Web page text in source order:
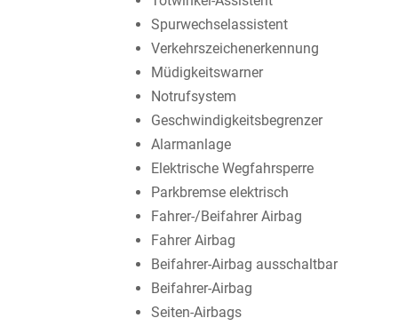
Spurwechselassistent
Verkehrszeichenerkennung
Müdigkeitswarner
Notrufsystem
Geschwindigkeitsbegrenzer
Alarmanlage
Elektrische Wegfahrsperre
Parkbremse elektrisch
Fahrer-/Beifahrer Airbag
Fahrer Airbag
Beifahrer-Airbag ausschaltbar
Beifahrer-Airbag
Seiten-Airbags